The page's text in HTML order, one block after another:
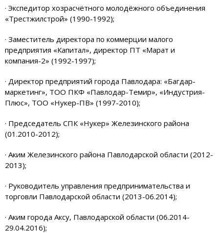
· Экспедитор хозрасчётного молодёжного объединения
«Трестжилстрой» (1990-1992);
· Заместитель директора по коммерции малого
предприятия «Капитал», директор ПТ «Марат и
компания-2» (1992-1997);
· Директор предприятий города Павлодара: «Багдар-
маркетинг», ТОО ПКФ «Павлодар-Темир», «Индустрия-
Плюс», ТОО «Нукер-ПВ» (1997-2010);
· Председатель СПК «Нукер» Железинского района
(01.2010-2012);
· Аким Железинского района Павлодарской области (2012-
2013);
· Руководитель управления предпринимательства и
торговли Павлодарской области (2013-06.2014);
· Аким города Аксу, Павлодарской области (06.2014-
29.04.2016);